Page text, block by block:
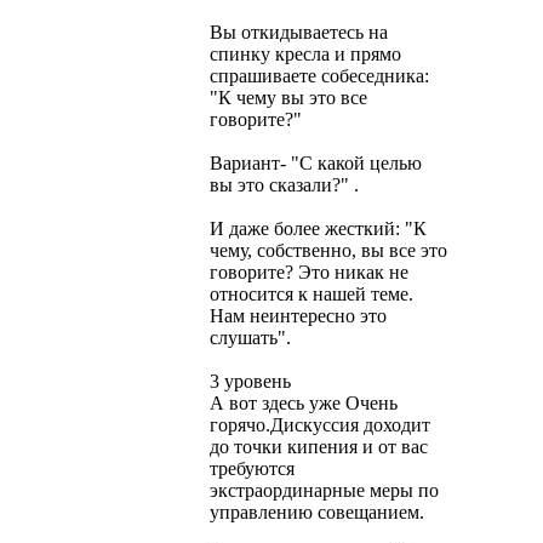
Вы откидываетесь на
спинку кресла и прямо
спрашиваете собеседника:
"К чему вы это все
говорите?"
Вариант- "С какой целью
вы это сказали?" .
И даже более жесткий: "К
чему, собственно, вы все это
говорите? Это никак не
относится к нашей теме.
Нам неинтересно это
слушать".
3 уровень
А вот здесь уже Очень
горячо.Дискуссия доходит
до точки кипения и от вас
требуются
экстраординарные меры по
управлению совещанием.